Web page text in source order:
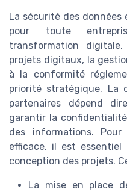
La sécurité des
pour toute
transformation
projets digitaux, la
à la conformité
priorité stratégique. La
partenaires dépend
garantir la
des informations.
efficace, il est essentiel
conception des projets.
La mise en place